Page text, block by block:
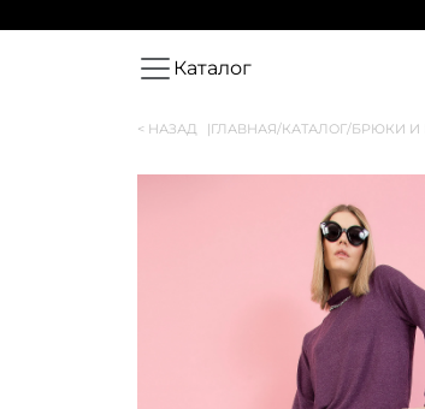
Каталог
< НАЗАД |ГЛАВНАЯ/КАТАЛОГ/БРЮКИ И